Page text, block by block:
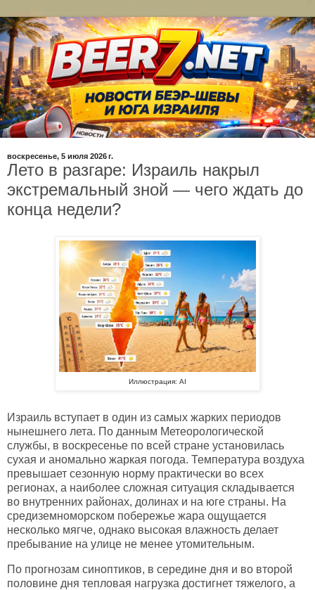
воскресенье, 5 июля 2026 г.
Лето в разгаре: Израиль накрыл
экстремальный зной — чего ждать до
конца недели?
Иллюстрация: AI
Израиль вступает в один из самых жарких периодов
нынешнего лета. По данным Метеорологической
службы, в воскресенье по всей стране установилась
сухая и аномально жаркая погода. Температура воздуха
превышает сезонную норму практически во всех
регионах, а наиболее сложная ситуация складывается
во внутренних районах, долинах и на юге страны. На
средиземноморском побережье жара ощущается
несколько мягче, однако высокая влажность делает
пребывание на улице не менее утомительным.
По прогнозам синоптиков, в середине дня и во второй
половине дня тепловая нагрузка достигнет тяжелого, а